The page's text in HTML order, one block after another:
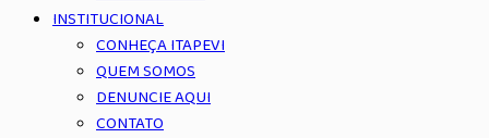
INSTITUCIONAL
CONHEÇA ITAPEVI
QUEM SOMOS
DENUNCIE AQUI
CONTATO